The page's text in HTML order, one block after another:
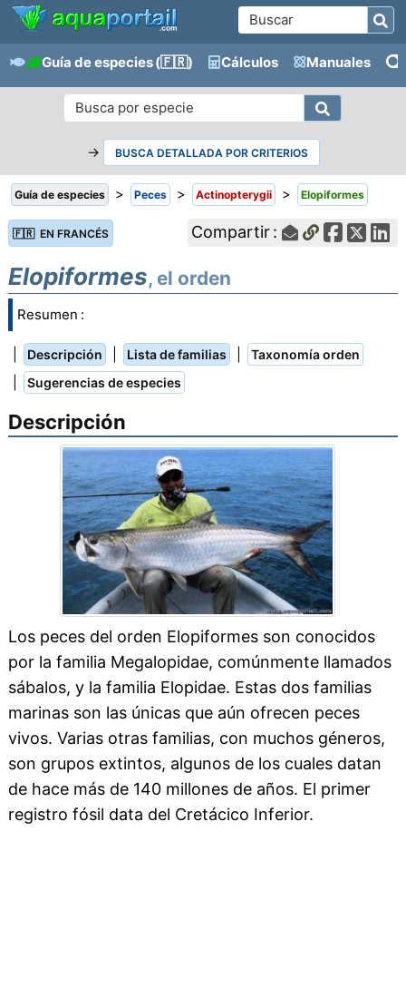
Guía de especies(🇫🇷) Cálculos Manuales
→ BUSCA DETALLADA POR CRITERIOS
Guía de especies > Peces > Actinopterygii > Elopiformes
🇫🇷 EN FRANCÉS Compartir :
Elopiformes, el orden
Resumen :
Descripción Lista de familias Taxonomía orden
Sugerencias de especies
Descripción
Los peces del orden Elopiformes son conocidos
por la familia Megalopidae, comúnmente llamados
sábalos, y la familia Elopidae. Estas dos familias
marinas son las únicas que aún ofrecen peces
vivos. Varias otras familias, con muchos géneros,
son grupos extintos, algunos de los cuales datan
de hace más de 140 millones de años. El primer
registro fósil data del Cretácico Inferior.